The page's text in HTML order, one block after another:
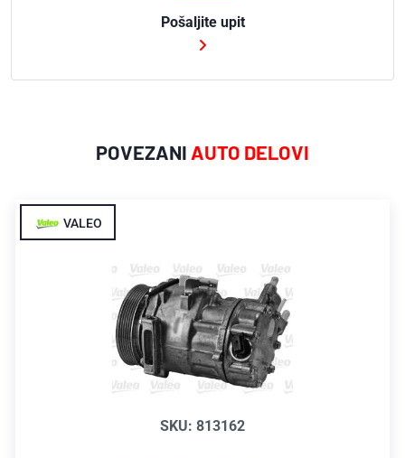
Pošaljite upit
POVEZANI AUTO DELOVI
VALEO
SKU: 813162